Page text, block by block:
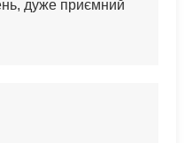
дуже приємний